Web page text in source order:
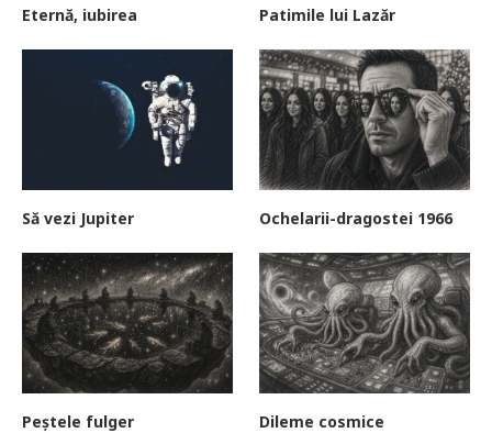
Eternă, iubirea Patimile lui Lazăr
Să vezi Jupiter Ochelarii-dragostei 1966
Peștele fulger Dileme cosmice